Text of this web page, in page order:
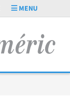
MENU